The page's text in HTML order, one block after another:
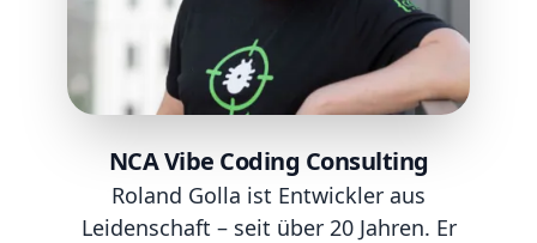
NCA Vibe Coding Consulting
Roland Golla ist Entwickler aus
Leidenschaft – seit über 20 Jahren. Er